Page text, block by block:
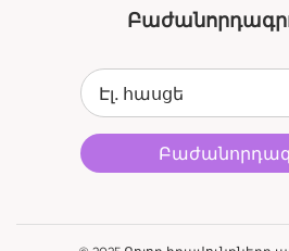
Էլ. հասցե